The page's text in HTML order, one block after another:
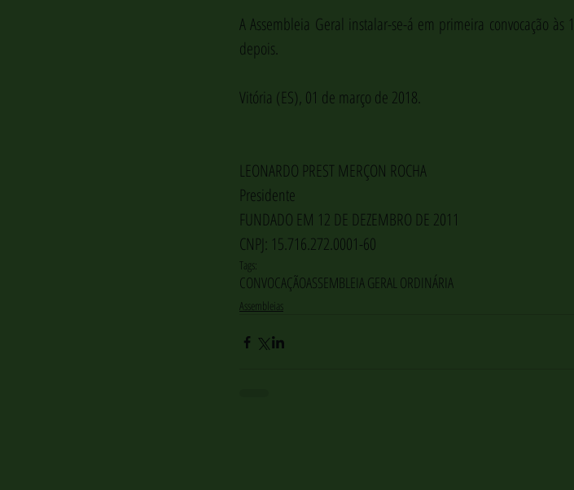
A Assembleia Geral instalar-se-á em primeira convocação
depois.
Vitória (ES), 01 de março de 2018.
LEONARDO PREST MERÇON ROCHA
Presidente
FUNDADO EM 12 DE DEZEMBRO DE 2011
CNPJ: 15.716.272.0001-60
Tags:
CONVOCAÇÃOASSEMBLEIA GERAL ORDINÁRIA
Assembleias